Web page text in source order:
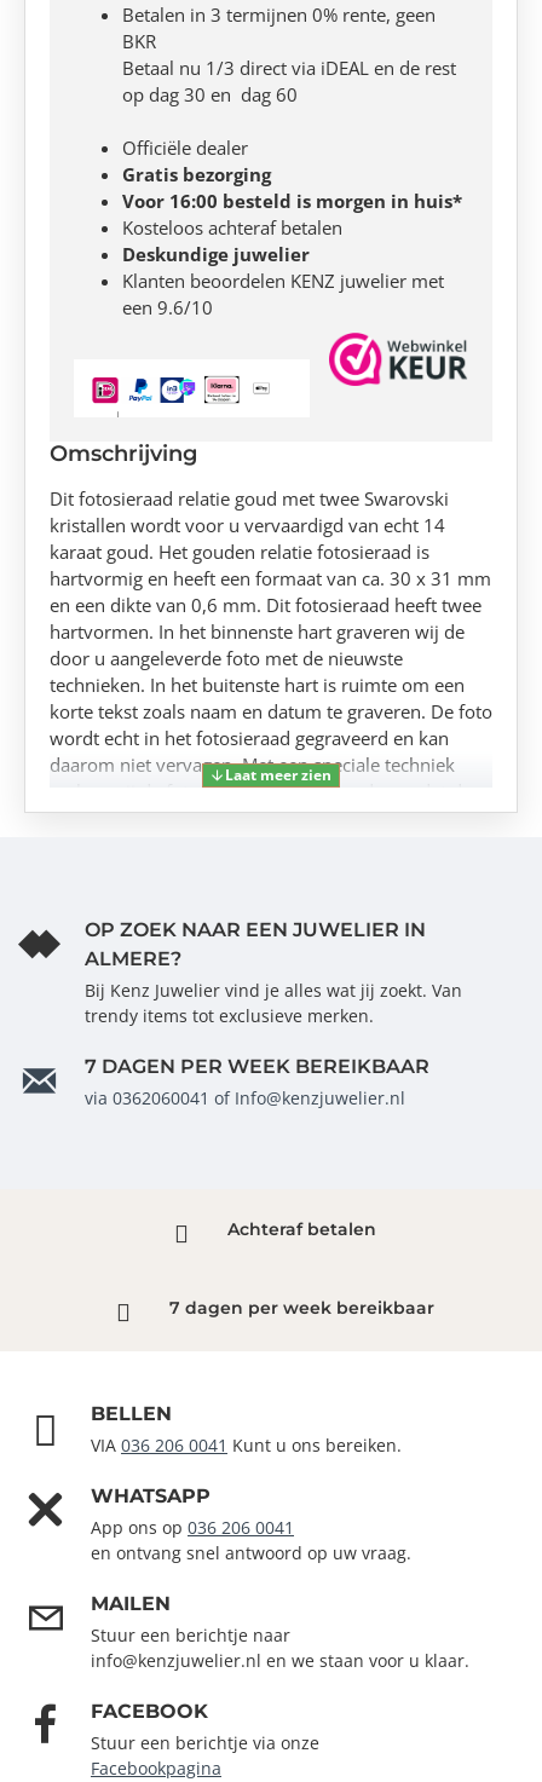
Betalen in 3 termijnen 0% rente, geen
BKR
Betaal nu 1/3 direct via iDEAL en de rest
op dag 30 en dag 60
Officiële dealer
Gratis bezorging
Voor 16:00 besteld is morgen in huis*
Kosteloos achteraf betalen
Deskundige juwelier
Klanten beoordelen KENZ juwelier met
een 9.6/10
Omschrijving
Dit fotosieraad relatie goud met twee Swarovski
kristallen wordt voor u vervaardigd van echt 14
karaat goud. Het gouden relatie fotosieraad is
hartvormig en heeft een formaat van ca. 30 x 31 mm
en een dikte van 0,6 mm. Dit fotosieraad heeft twee
hartvormen. In het binnenste hart graveren wij de
door u aangeleverde foto met de nieuwste
technieken. In het buitenste hart is ruimte om een
korte tekst zoals naam en datum te graveren. De foto
wordt echt in het fotosieraad gegraveerd en kan
daarom niet vervagen. Met een speciale techniek
maken wij de fotogravure wat donkerder, zodat deze
goed zichtbaar is.In dit gouden relatie fotosieraad
lievelingskleuren of de geboortestenen die bij uw
persoonlijke verhaal achter dit sieraad horen. We
hebben diverse 14 karaat gouden kettingen die mooi
passen bij dit gouden fotosieraad, vergeet niet er een
bij te bestellen!Dit fotosieraad relatie goud met twee
Swarovski geboortestenen is een uitermate
persoonlijk cadeau. Een waardevolle tastbare
herinnering waarmee u uw vrouw, moeder of
OP ZOEK NAAR EEN JUWELIER IN
ALMERE?
Bij Kenz Juwelier vind je alles wat jij zoekt. Van
trendy items tot exclusieve merken.
7 DAGEN PER WEEK BEREIKBAAR
via 0362060041 of Info@kenzjuwelier.nl
Achteraf betalen
7 dagen per week bereikbaar
BELLEN
VIA 036 206 0041 Kunt u ons bereiken.
WHATSAPP
App ons op 036 206 0041
en ontvang snel antwoord op uw vraag.
MAILEN
Stuur een berichtje naar
info@kenzjuwelier.nl en we staan voor u klaar.
FACEBOOK
Stuur een berichtje via onze
Facebookpagina